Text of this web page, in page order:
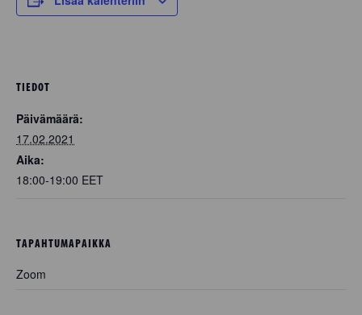
TIEDOT
Päivämäärä:
17.02.2021
Aika:
18:00-19:00 EET
TAPAHTUMAPAIKKA
Zoom